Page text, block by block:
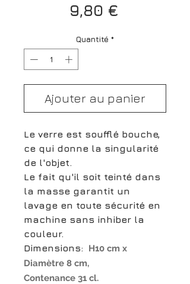
9,80 €Prix
Quantité *
Ajouter au panier
Le verre est soufflé bouche,
ce qui donne la singularité
de l'objet.
Le fait qu'il soit teinté dans
la masse garantit un
lavage en toute sécurité en
machine sans inhiber la
couleur.
Dimensions:
H10 cm x
Diamètre 8 cm,
Contenance 31 cl.